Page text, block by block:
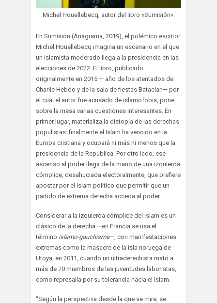
Michel Houellebecq, autor del libro «Sumisión».
En Sumisión (Anagrama, 2019), el polémico escritor
Michel Houellebecq imagina un escenario en el que
un islamista moderado llega a la presidencia en las
elecciones de 2022. El libro, publicado
originalmente en 2015 — año de los atentados de
Charlie Hebdo y de la sala de fiestas Bataclan— por
el cual el autor fue acusado de islamofobia, pone
sobre la mesa varias cuestiones interesantes. En
primer lugar, materializa la distopía de las derechas
populistas: finalmente el Islam ha vencido en la
Europa cristiana y ocupará ni más ni menos que la
presidencia de la República. Por otro lado, ese
ascenso al poder llega de la mano de una izquierda
cómplice, desahuciada electoralmente, que prefiere
apostar por el islam político que permitir que un
partido de extrema derecha acceda al poder.
Considerar a la izquierda cómplice del islam es un
clásico de la derecha —en Francia se usa el
término islamo-gauchisme—, con manifestaciones
extremas como la masacre de la isla noruega de
Utoya, en 2011, cuando un ultraderechista mató a
más de 70 miembros de las juventudes laboristas,
como represalia por su tolerancia hacia el Islam.
“Según la perspectiva desde la que se mire, se